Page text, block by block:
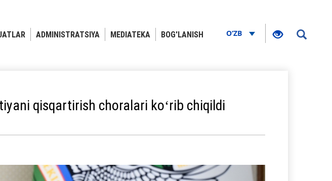
ADMINISTRATSIYA MEDIATEKA BOG'LANISH O‘ZB
qisqartirish choralari koʻrib chiqildi